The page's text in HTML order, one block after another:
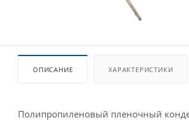
ОПИСАНИЕ ХАРАКТЕРИСТИКИ
Полипропиленовый пленочный